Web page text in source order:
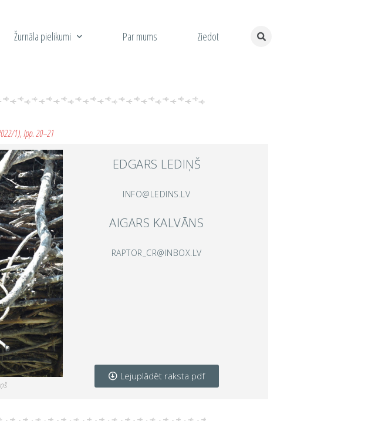
Žurnāla pielikumi Par mums Ziedot
1), lpp. 20–21
EDGARS LEDIŅŠ
INFO@LEDINS.LV
AIGARS KALVĀNS
RAPTOR_CR@INBOX.LV
Lejuplādēt raksta pdf